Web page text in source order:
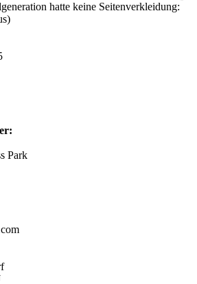
hatte keine Seitenverkleidung:
Park